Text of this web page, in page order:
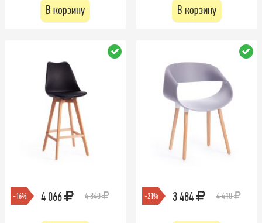
В корзину В корзину
-16% 4 066 4 840 -21% 3 484 4 410